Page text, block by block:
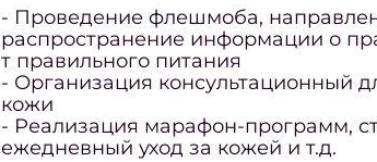
- Проведение флешмоба,
распространение информации о
т правильного питания
- Организация консультационный
кожи
- Реализация марафон-программ,
ежедневный уход за кожей и т.д.